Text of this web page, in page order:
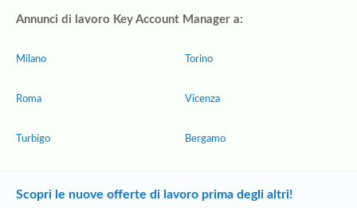
Annunci di lavoro Key Account Manager a:
Milano
Roma
Turbigo
Torino
Vicenza
Bergamo
Scopri le nuove offerte di lavoro prima degli altri!